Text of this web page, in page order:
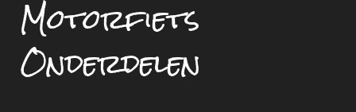
Motorfiets
Onderdelen